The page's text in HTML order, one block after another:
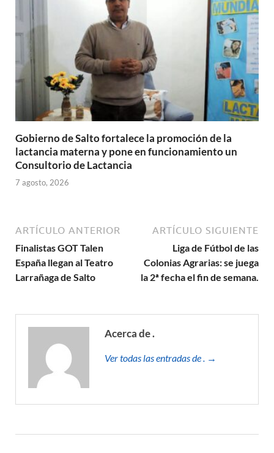
Gobierno de Salto fortalece la promoción de la
lactancia materna y pone en funcionamiento un
Consultorio de Lactancia
7 agosto, 2026
ARTÍCULO ANTERIOR
Finalistas GOT Talen
España llegan al Teatro
Larrañaga de Salto
ARTÍCULO SIGUIENTE
Liga de Fútbol de las
Colonias Agrarias: se juega
la 2ª fecha el fin de semana.
Acerca de .
Ver todas las entradas de . →